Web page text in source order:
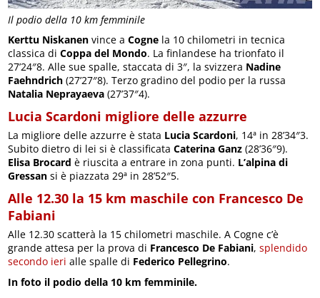
Il podio della 10 km femminile
Kerttu Niskanen vince aCogne la 10 chilometri in tecnica
classica diCoppa del Mondo. La finlandese ha trionfato il
27’24″8. Alle sue spalle, staccata di 3″, la svizzera Nadine
Faehndrich (27’27″8). Terzo gradino del podio per la russa
Natalia Neprayaeva (27’37″4).
Lucia Scardoni migliore delle azzurre
La migliore delle azzurre è stata Lucia Scardoni, 14ª in 28’34″3.
Subito dietro di lei si è classificataCaterina Ganz (28’36″9).
Elisa Brocard è riuscita a entrare in zona punti. L’alpina di
Gressan si è piazzata 29ª in 28’52″5.
Alle 12.30 la 15 km maschile con Francesco De
Fabiani
Alle 12.30 scatterà la 15 chilometri maschile. A Cogne c’è
grande attesa per la prova di Francesco De Fabiani, splendido
secondo ieri alle spalle di Federico Pellegrino.
In foto il podio della 10 km femminile.